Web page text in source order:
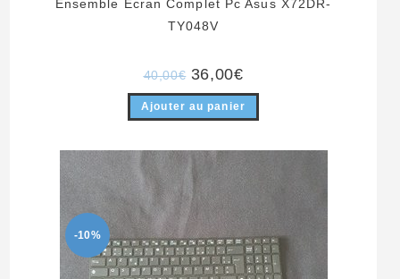
Ensemble Ecran Complet Pc Asus X72DR-
TY048V
40,00€ Le
prix
initial
était :
40,00€.
36,00€Le
actuel
est :
36,00€.
Ajouter au panier
-10%